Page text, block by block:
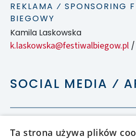
REKLAMA ⁄ SPONSORING
BIEGOWY
Kamila Laskowska
k.laskowska@festiwalbiegow.pl /
SOCIAL MEDIA ⁄
Ta strona używa plików